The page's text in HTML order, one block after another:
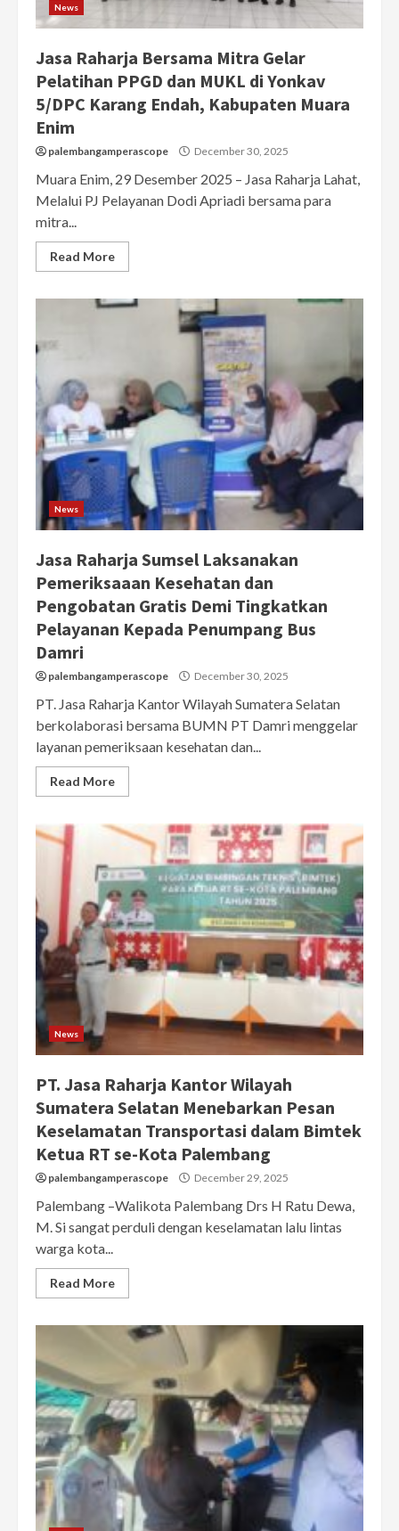
News
Jasa Raharja Bersama Mitra Gelar
Pelatihan PPGD dan MUKL di Yonkav
5/DPC Karang Endah, Kabupaten Muara
Enim
palembangamperascope December 30, 2025
Muara Enim, 29 Desember 2025 – Jasa Raharja Lahat,
Melalui PJ Pelayanan Dodi Apriadi bersama para
mitra...
Read More
News
Jasa Raharja Sumsel Laksanakan
Pemeriksaaan Kesehatan dan
Pengobatan Gratis Demi Tingkatkan
Pelayanan Kepada Penumpang Bus
Damri
palembangamperascope December 30, 2025
PT. Jasa Raharja Kantor Wilayah Sumatera Selatan
berkolaborasi bersama BUMN PT Damri menggelar
layanan pemeriksaan kesehatan dan...
Read More
News
PT. Jasa Raharja Kantor Wilayah
Sumatera Selatan Menebarkan Pesan
Keselamatan Transportasi dalam Bimtek
Ketua RT se-Kota Palembang
palembangamperascope December 29, 2025
Palembang –Walikota Palembang Drs H Ratu Dewa,
M. Si sangat perduli dengan keselamatan lalu lintas
warga kota...
Read More